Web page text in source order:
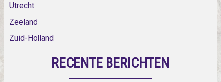
Utrecht
Zeeland
Zuid-Holland
RECENTE BERICHTEN